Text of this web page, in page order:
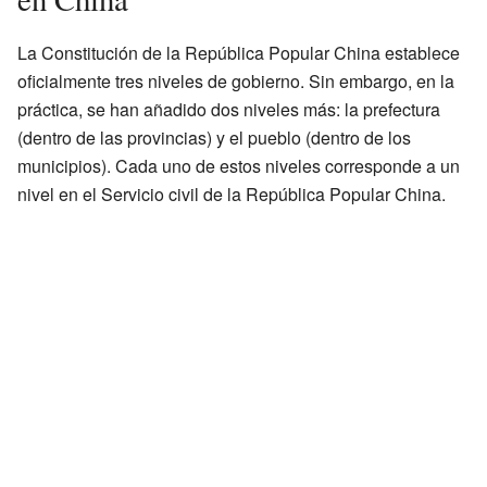
La Constitución de la República Popular China establece
oficialmente tres niveles de gobierno. Sin embargo, en la
práctica, se han añadido dos niveles más: la prefectura
(dentro de las provincias) y el pueblo (dentro de los
municipios). Cada uno de estos niveles corresponde a un
nivel en el Servicio civil de la República Popular China.